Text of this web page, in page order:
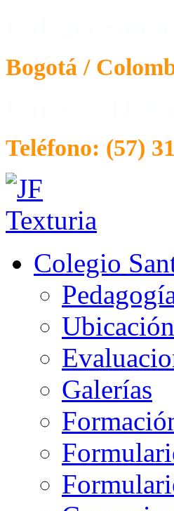
Bogotá /
Teléfono: (57)
Colegio
Ubicación
Galerías